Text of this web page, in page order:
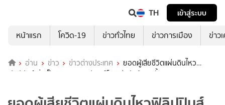
TH
เข้าสู่ระบบ
หน้าแรก
โควิด-19 ข่าวทั่วไทย ข่าวการเมือง ข่าว
อ่าน ข่าว ข่าวต่างประเทศ
ยอดผู้เสียชีวิตแผ่นดินไหว
ฟิลิปปินส์เพิ่มเป็น 35 คน อาฟเตอร์ช็อคอีกนับร้อยครั้ง